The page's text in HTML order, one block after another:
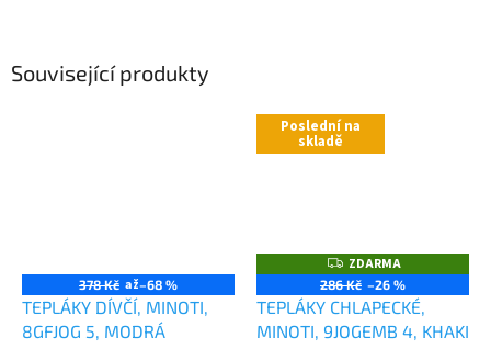
Související produkty
378 Kč až–68 %
TEPLÁKY DÍVČÍ, MINOTI,
8GFJOG 5, MODRÁ
Poslední na
skladě
Z
D
A
R
M
A
ZDARMA
286 Kč –26 %
TEPLÁKY CHLAPECKÉ,
MINOTI, 9JOGEMB 4, KHAKI